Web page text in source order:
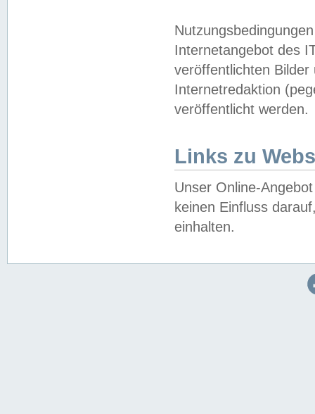
Internetangebot des
veröffentlichten
Internetredaktion
veröffentlicht werden.
Links zu
Unser Online-
keinen Einfluss
einhalten.